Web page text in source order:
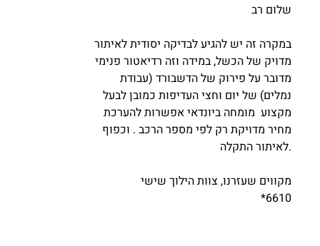
שלום רב
במקרה זה יש להגיע לבדיקה יסודית לאיתור
מדויק של הכשל, במידה וזה רדיאטור פנימי
מדובר על פירוק של הדשבורד (עבודת
נמלים) של יום וחצי העדיפות כמובן לבעל
מקצוע מומחה ביונדאי אפשרות להערכת
מחיר מדויקת רק לפי מספר הרכב . וכפוף
לאיתור התקלה.
מקווים שעזרנו, צוות הילוך שישי
*6610